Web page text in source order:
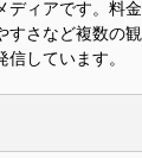
ディアです。料
すさなど複数の
しています。